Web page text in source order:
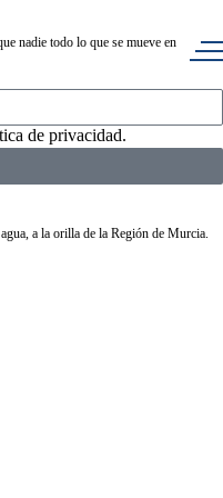
nadie todo lo que se mueve en
de privacidad.
a la orilla de la Región de Murcia.